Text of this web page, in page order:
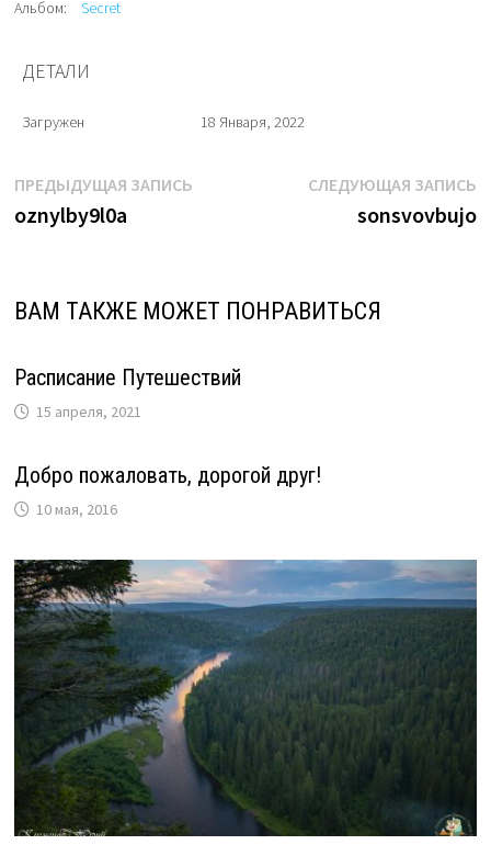
Альбом: Secret
ДЕТАЛИ
Загружен 18 Января, 2022
Навигация
по
ПРЕДЫДУЩАЯ ЗАПИСЬПредыдущая
oznylby9l0a
СЛЕДУЮЩАЯ ЗАПИСЬ
sonsvovbujo
ВАМ ТАКЖЕ МОЖЕТ ПОНРАВИТЬСЯ
Расписание Путешествий
15 апреля, 2021
Добро пожаловать, дорогой друг!
10 мая, 2016